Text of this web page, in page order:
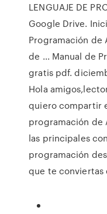
LENGUAJE DE
Google Drive.
Programación de
de ... Manual de
gratis pdf.
Hola
quiero compartir
programación de
las principales
programación
que te conviertas